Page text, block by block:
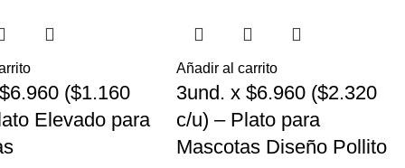
($1.160
Elevado para
Añadir al carrito
3und. x $6.960 ($2.320
c/u) – Plato para
Mascotas Diseño Pollito